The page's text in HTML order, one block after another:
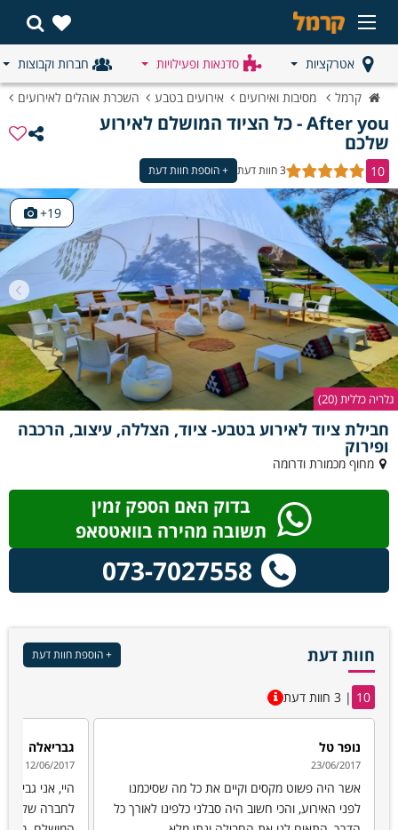
אטרקציות סדנאות ופעילויות
חברות וקבוצות
קרמל
מסיבות ואירועים אירועים בטבע השכרת אוהלים לאירועים
שלכם
10 3 חוות דעת + הוספת חוות דעת
19+
גלריה כללית (20)
חבילת ציוד לאירוע בטבע- ציוד, הצללה, עיצוב, הרכבה
ופירוק
מחוף מכמורת ודרומה
בדוק האם הספק זמין
תשובה מהירה בוואטסאפ
073-7027558
חוות דעת + הוספת חוות דעת
10 | 3 חוות דעת
נופר טל
23/06/2017
אשר היה פשוט מקסים וקיים את כל מה שסיכמנו
לפני האירוע, והכי חשוב היה סבלני כלפינו לאורך כל
גבריאלה
12/06/2017
היי, אני גבי
לחברה שלי